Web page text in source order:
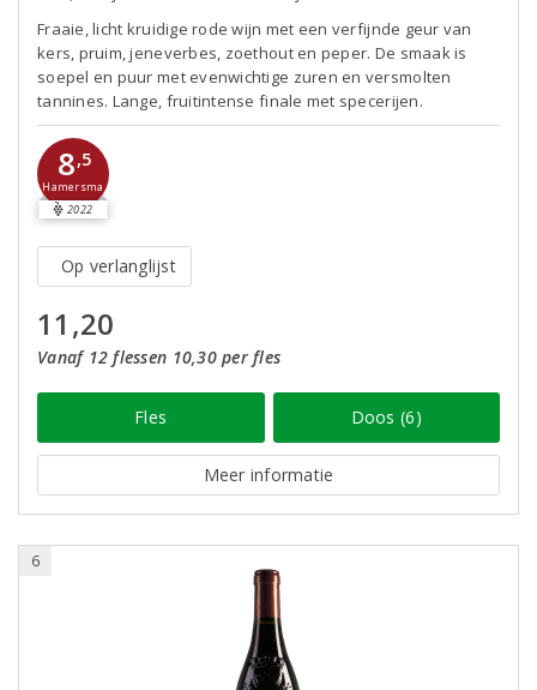
Fraaie, licht kruidige rode wijn met een verfijnde geur van
kers, pruim, jeneverbes, zoethout en peper. De smaak is
soepel en puur met evenwichtige zuren en versmolten
tannines. Lange, fruitintense finale met specerijen.
8,5
Hamersma
2022
Op verlanglijst
11,20
Vanaf 12 flessen 10,30 per fles
Fles Doos (6)
Meer informatie
6